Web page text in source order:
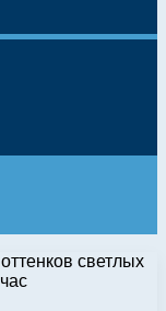
светлых